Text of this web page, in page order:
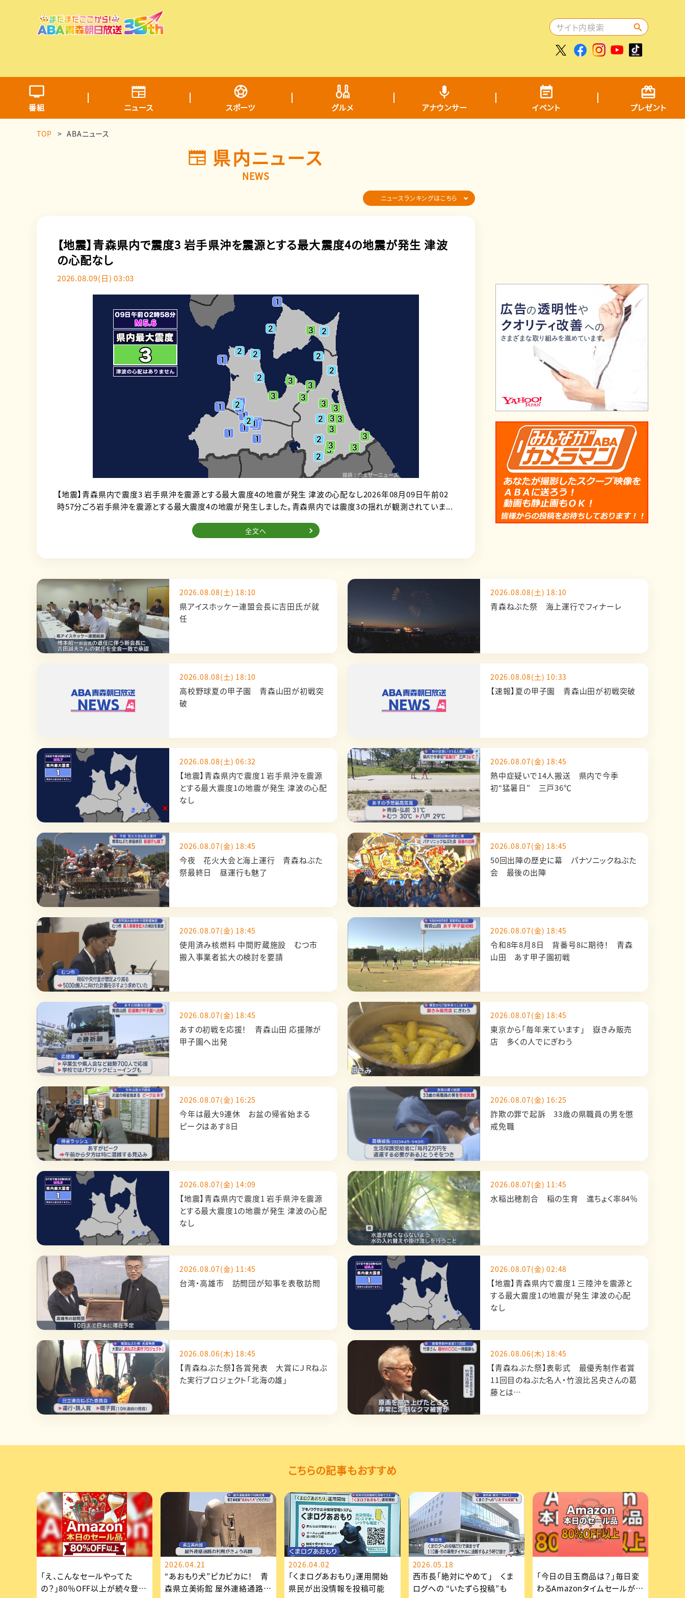
番組 ニュース スポーツ グルメ アナウンサー イベント プレゼント
TOP ABAニュース
県内ニュース
NEWS
ニュースランキングはこちら
【地震】青森県内で震度3 岩手県沖を震源とする最大震度4の地震が発生 津波
の心配なし
2026.08.09(日) 03:03
【地震】青森県内で震度3 岩手県沖を震源とする最大震度4の地震が発生 津波の心配なし2026年08月09日午前02
時57分ごろ岩手県沖を震源とする最大震度4の地震が発生しました。青森県内では震度3の揺れが観測されていま...
全文へ
2026.08.08(土) 18:10
県アイスホッケー連盟会長に吉田氏が就
任
2026.08.08(土) 18:10
青森ねぶた祭 海上運行でフィナーレ
2026.08.08(土) 18:10
高校野球夏の甲子園 青森山田が初戦突
破
2026.08.08(土) 10:33
【速報】夏の甲子園 青森山田が初戦突破
2026.08.08(土) 06:32
【地震】青森県内で震度1 岩手県沖を震源
とする最大震度1の地震が発生 津波の心配
なし
2026.08.07(金) 18:45
熱中症疑いで14人搬送 県内で今季
初“猛暑日” 三戸36℃
2026.08.07(金) 18:45
今夜 花火大会と海上運行 青森ねぶた
祭最終日 昼運行も魅了
2026.08.07(金) 18:45
50回出陣の歴史に幕 パナソニックねぶた
会 最後の出陣
2026.08.07(金) 18:45
使用済み核燃料 中間貯蔵施設 むつ市
搬入事業者拡大の検討を要請
2026.08.07(金) 18:45
令和8年8月8日 背番号8に期待！ 青森
山田 あす甲子園初戦
2026.08.07(金) 18:45
あすの初戦を応援！ 青森山田 応援隊が
甲子園へ出発
2026.08.07(金) 18:45
東京から「毎年来ています」 嶽きみ販売
店 多くの人でにぎわう
2026.08.07(金) 16:25
今年は最大9連休 お盆の帰省始まる
ピークはあす8日
2026.08.07(金) 16:25
詐欺の罪で起訴 33歳の県職員の男を懲
戒免職
2026.08.07(金) 14:09
【地震】青森県内で震度1 岩手県沖を震源
とする最大震度1の地震が発生 津波の心配
なし
2026.08.07(金) 11:45
水稲出穂割合 稲の生育 進ちょく率84％
2026.08.07(金) 11:45
台湾・高雄市 訪問団が知事を表敬訪問
2026.08.07(金) 02:48
【地震】青森県内で震度1 三陸沖を震源と
する最大震度1の地震が発生 津波の心配
なし
2026.08.06(木) 18:45
【青森ねぶた祭】各賞発表 大賞にＪＲねぶ
た実行プロジェクト「北海の雄」
2026.08.06(木) 18:45
【青森ねぶた祭】表彰式 最優秀制作者賞
11回目のねぶた名人・竹浪比呂央さんの葛
藤とは…
こちらの記事もおすすめ
「え、こんなセールやってた
の？」80％OFF以上が続々登
2026.04.21
“あおもり犬”ピカピカに！ 青
森県立美術館 屋外連絡通路の
2026.04.02
「くまログあおもり」運用開始
県民が出没情報を投稿可能
2026.05.18
西市長「絶対にやめて」 くま
ログへの “いたずら投稿”も
「今日の目玉商品は？」毎日変
わるAmazonタイムセールが見